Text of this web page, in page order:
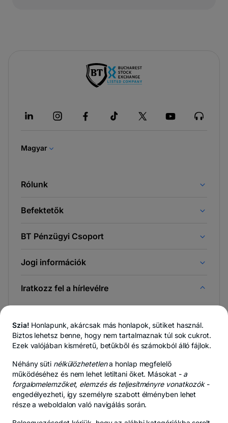
nyílik
Magyar
Rólunk
Befektetők
BT Pénzügyi Csoport
Jogi információk
Iratkozz fel a hírlevélre
új
lapon
nyílik
meg
Adatvédelmi központ - új lapon nyílik meg
Adatvédelmi szabályzat - új lapon
Sütikre
Szia! Honlapunk, akárcsak más honlapok, sütiket használ.
Biztos lehetsz benne, hogy nem tartalmaznak túl sok cukrot.
Ezek valójában kisméretű, betűkből és számokból álló fájlok.
Néhány süti nélkülözhetetlena honlap megfelelő
működéséhez és nem lehet letiltani őket. Másokat - a
forgalomelemzőket, elemzés és teljesítményre vonatkozók-
engedélyezheti, így személyre szabott élményben lehet
része a weboldalon való navigálás során.